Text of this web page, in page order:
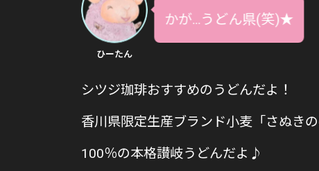
ひーたん
かが…うどん県(笑)★
シツジ珈琲おすすめのうどんだよ！
香川県限定生産ブランド小麦「さぬきの
100％の本格讃岐うどんだよ♪